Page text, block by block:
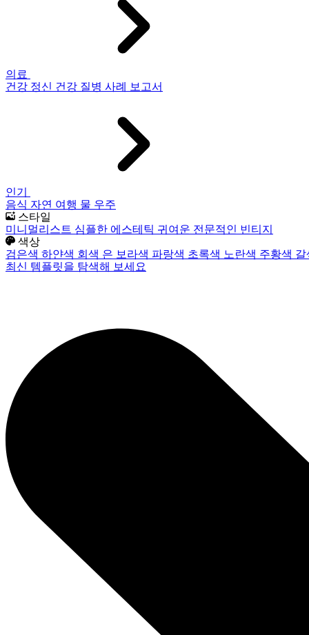
의료
건강 정신 건강 질병 사례 보고서
인기
음식 자연 여행 물 우주
스타일
미니멀리스트 심플한 에스테틱 귀여운 전문적인 빈티지
색상
검은색 하얀색 회색 은 보라색 파랑색 초록색 노란색 주황색
최신 템플릿을 탐색해 보세요